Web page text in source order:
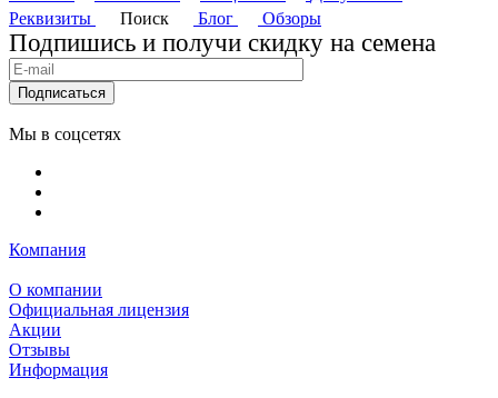
Реквизиты
Поиск Блог Обзоры
Подпишись и получи скидку на семена
Подписаться
Мы в соцсетях
Компания
О компании
Официальная лицензия
Акции
Отзывы
Информация